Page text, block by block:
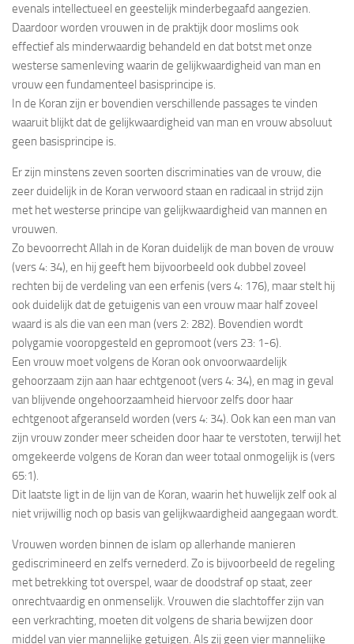
evenals intellectueel en geestelijk minderbegaafd aangezien.
Daardoor worden vrouwen in de praktijk door moslims ook
effectief als minderwaardig behandeld en dat botst met onze
westerse samenleving waarin de gelijkwaardigheid van man en
vrouw een fundamenteel basisprincipe is.
In de Koran zijn er bovendien verschillende passages te vinden
waaruit blijkt dat de gelijkwaardigheid van man en vrouw absoluut
geen basisprincipe is.
Er zijn minstens zeven soorten discriminaties van de vrouw, die
zeer duidelijk in de Koran verwoord staan en radicaal in strijd zijn
met het westerse principe van gelijkwaardigheid van mannen en
vrouwen.
Zo bevoorrecht Allah in de Koran duidelijk de man boven de vrouw
(vers 4: 34), en hij geeft hem bijvoorbeeld ook dubbel zoveel
rechten bij de verdeling van een erfenis (vers 4: 176), maar stelt hij
ook duidelijk dat de getuigenis van een vrouw maar half zoveel
waard is als die van een man (vers 2: 282). Bovendien wordt
polygamie vooropgesteld en gepromoot (vers 23: 1-6).
Een vrouw moet volgens de Koran ook onvoorwaardelijk
gehoorzaam zijn aan haar echtgenoot (vers 4: 34), en mag in geval
van blijvende ongehoorzaamheid hiervoor zelfs door haar
echtgenoot afgeranseld worden (vers 4: 34). Ook kan een man van
zijn vrouw zonder meer scheiden door haar te verstoten, terwijl het
omgekeerde volgens de Koran dan weer totaal onmogelijk is (vers
65:1).
Dit laatste ligt in de lijn van de Koran, waarin het huwelijk zelf ook al
niet vrijwillig noch op basis van gelijkwaardigheid aangegaan wordt.
Vrouwen worden binnen de islam op allerhande manieren
gediscrimineerd en zelfs vernederd. Zo is bijvoorbeeld de regeling
met betrekking tot overspel, waar de doodstraf op staat, zeer
onrechtvaardig en onmenselijk. Vrouwen die slachtoffer zijn van
een verkrachting, moeten dit volgens de sharia bewijzen door
middel van vier mannelijke getuigen. Als zij geen vier mannelijke